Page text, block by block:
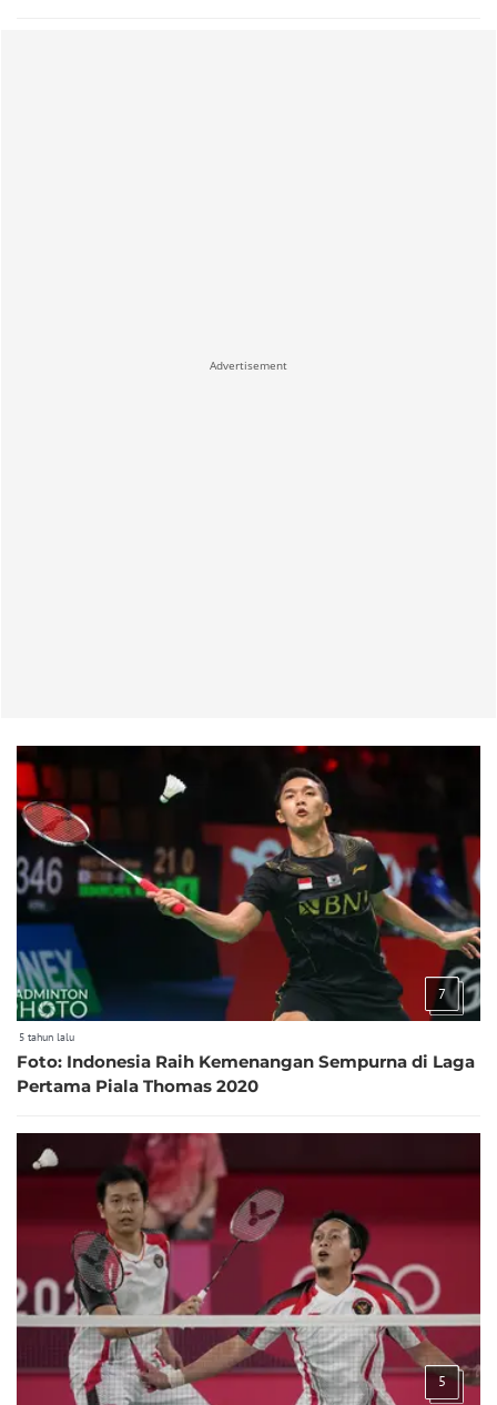
Advertisement
7
5 tahun lalu
Foto: Indonesia Raih Kemenangan Sempurna di Laga
Pertama Piala Thomas 2020
5